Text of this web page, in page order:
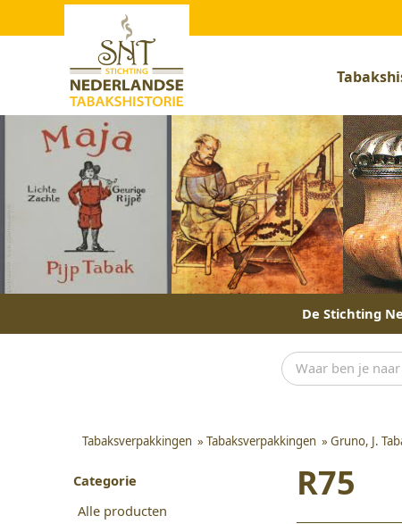
De Stichting
Tabaksverpakkingen » Tabaksverpakkingen » Gruno, J.
Categorie
Alle producten
R75